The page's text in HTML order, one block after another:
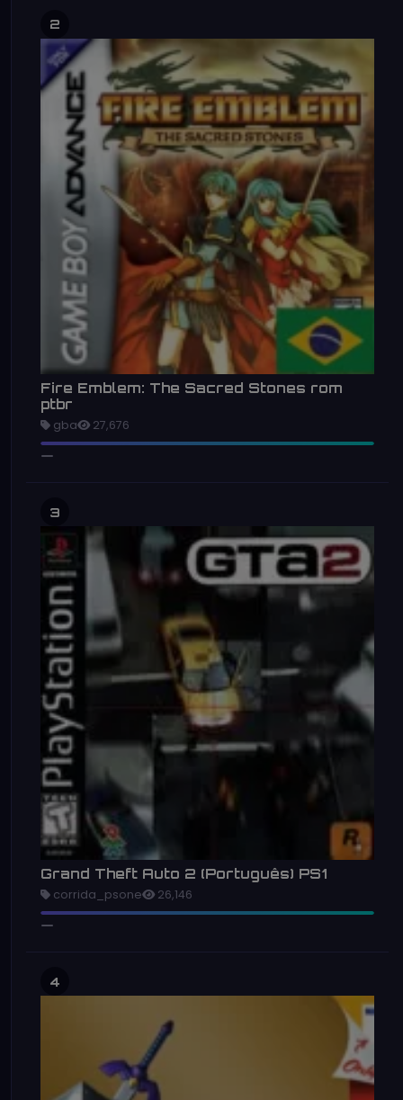
2
Fire Emblem: The Sacred Stones rom
ptbr
gba 27,676
3
Grand Theft Auto 2 (Português) PS1
corrida_psone 26,146
4